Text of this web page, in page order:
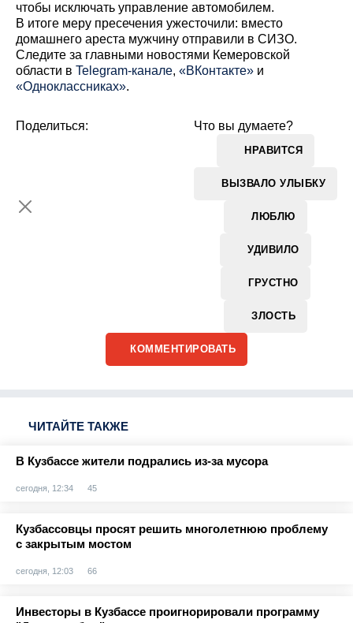
чтобы исключать управление автомобилем.
В итоге меру пресечения ужесточили: вместо
домашнего ареста мужчину отправили в СИЗО.
Cледите за главными новостями Кемеровской
области в Telegram-канале, «ВКонтакте» и
«Одноклассниках».
Что вы думаете?
НРАВИТСЯ
ВЫЗВАЛО УЛЫБКУ
ЛЮБЛЮ
УДИВИЛО
ГРУСТНО
ЗЛОСТЬ
Поделиться:
КОММЕНТИРОВАТЬ
ЧИТАЙТЕ ТАКЖЕ
В Кузбассе жители подрались из-за мусора
сегодня, 12:34 45
Кузбассовцы просят решить многолетнюю проблему
с закрытым мостом
сегодня, 12:03 66
Инвесторы в Кузбассе проигнорировали программу